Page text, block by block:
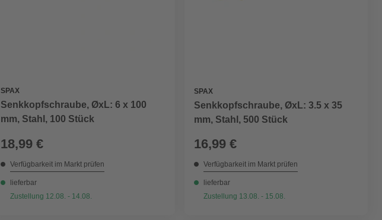
SPAX
Senkkopfschraube, ØxL: 6 x 100
mm, Stahl, 100 Stück
18,99 €
Verfügbarkeit im Markt prüfen
lieferbar
Zustellung 12.08. - 14.08.
SPAX
Senkkopfschraube, ØxL: 3.5 x 35
mm, Stahl, 500 Stück
16,99 €
Verfügbarkeit im Markt prüfen
lieferbar
Zustellung 13.08. - 15.08.